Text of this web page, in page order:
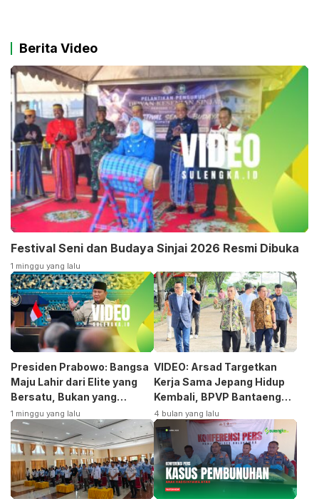
Berita Video
Festival Seni dan Budaya Sinjai 2026 Resmi Dibuka
1 minggu yang lalu
Presiden Prabowo: Bangsa
Maju Lahir dari Elite yang
Bersatu, Bukan yang
Terpecah
1 minggu yang lalu
VIDEO: Arsad Targetkan
Kerja Sama Jepang Hidup
Kembali, BPVP Bantaeng
Siap Bangkitkan Jurusan
Otomotif
4 bulan yang lalu